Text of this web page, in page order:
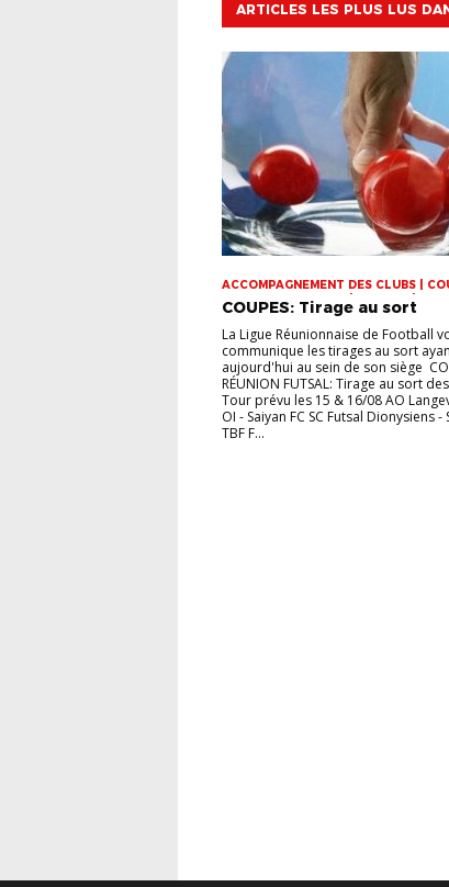
ARTICLES LES PLUS LUS
ACCOMPAGNEMENT DES CLUBS |
DOMINIQUE SAUGER | COUPES |
FUTSAL | INFOS-LIGUE | JEUNES |
VIE DES CLUBS
COUPES: Tirage au sort
La Ligue Réunionnaise de Football
communique les tirages au sort
aujourd'hui au sein de son siège
RÉUNION FUTSAL: Tirage au sort
Tour prévu les 15 & 16/08 AO
OI - Saiyan FC SC Futsal Dionysiens
TBF F...